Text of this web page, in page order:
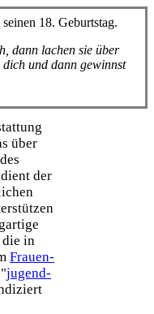
18. Geburtstag.
dann lachen sie über
und dann gewinnst
über
der
die in
Frauen­
jugend­